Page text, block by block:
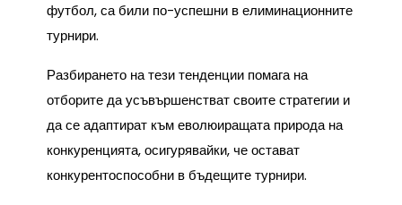
футбол, са били по-успешни в елиминационните
турнири.
Разбирането на тези тенденции помага на
отборите да усъвършенстват своите стратегии и
да се адаптират към еволюиращата природа на
конкуренцията, осигурявайки, че остават
конкурентоспособни в бъдещите турнири.